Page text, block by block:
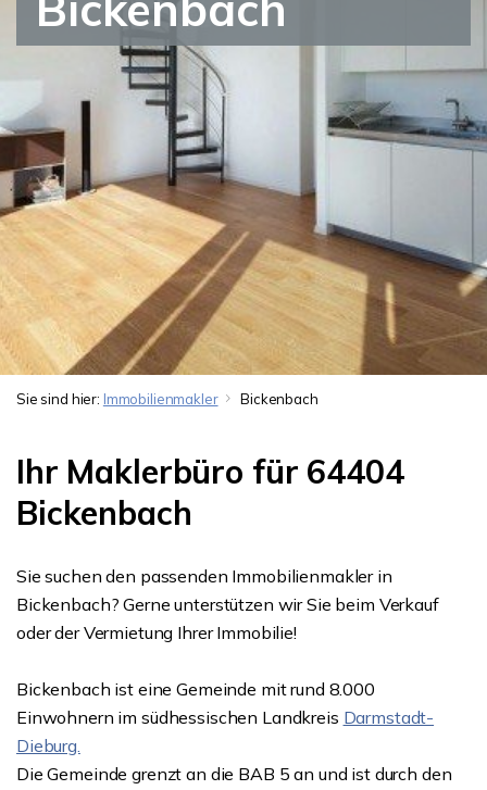
Sie sind hier: Immobilienmakler Bickenbach
Ihr Maklerbüro für 64404
Bickenbach
Sie suchen den passenden Immobilienmakler in
Bickenbach? Gerne unterstützen wir Sie beim Verkauf
oder der Vermietung Ihrer Immobilie!
Bickenbach ist eine Gemeinde mit rund 8.000
Einwohnern im südhessischen Landkreis Darmstadt-
Dieburg.
Die Gemeinde grenzt an die BAB 5 an und ist durch den